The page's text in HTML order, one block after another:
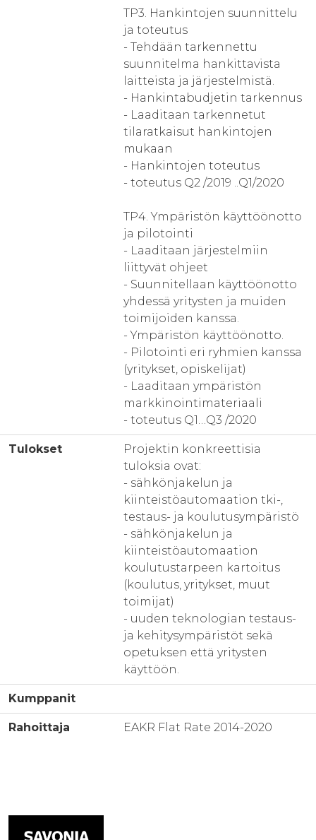
TP3. Hankintojen suunnittelu
ja toteutus
- Tehdään tarkennettu
suunnitelma hankittavista
laitteista ja järjestelmistä.
- Hankintabudjetin tarkennus
- Laaditaan tarkennetut
tilaratkaisut hankintojen
mukaan
- Hankintojen toteutus
- toteutus Q2 /2019 ..Q1/2020
TP4. Ympäristön käyttöönotto
ja pilotointi
- Laaditaan järjestelmiin
liittyvät ohjeet
- Suunnitellaan käyttöönotto
yhdessä yritysten ja muiden
toimijoiden kanssa.
- Ympäristön käyttöönotto.
- Pilotointi eri ryhmien kanssa
(yritykset, opiskelijat)
- Laaditaan ympäristön
markkinointimateriaali
- toteutus Q1…Q3 /2020
Tulokset
Projektin konkreettisia
tuloksia ovat:
- sähkönjakelun ja
kiinteistöautomaation tki-,
testaus- ja koulutusympäristö
- sähkönjakelun ja
kiinteistöautomaation
koulutustarpeen kartoitus
(koulutus, yritykset, muut
toimijat)
- uuden teknologian testaus-
ja kehitysympäristöt sekä
opetuksen että yritysten
käyttöön.
Kumppanit
Rahoittaja EAKR Flat Rate 2014-2020